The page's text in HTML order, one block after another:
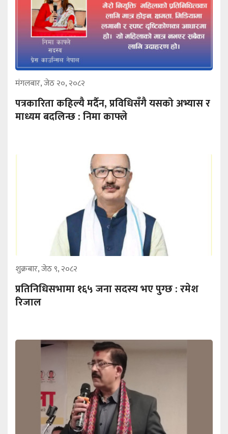
मंगलबार, जेठ २०, २०८२
पत्रकारिता कहिल्यै मर्दैन, प्रविधिसँगै यसको अभ्यास र
माध्यम बदलिन्छ : निमा काफ्ले
शुक्रबार, जेठ ९, २०८२
प्रतिनिधिसभामा १६५ जना सदस्य भए पुग्छ : रमेश
रिजाल